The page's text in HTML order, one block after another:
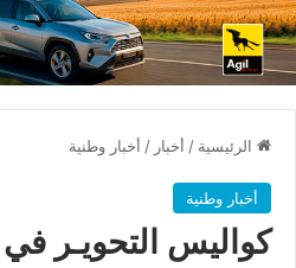
الرئيسية / أخبار / أخبار وطنية
أخبار وطنية
كواليس التحويـر